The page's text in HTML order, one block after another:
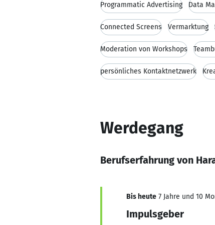
Programmatic Advertising Data
Connected Screens Vermarktung
Moderation von Workshops
persönliches Kontaktnetzwerk
Werdegang
Berufserfahrung von
Bis heute 7 Jahre und 10
Impulsgeber